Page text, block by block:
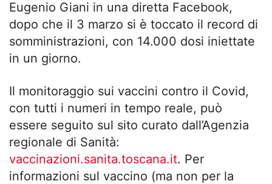
Eugenio Giani in una diretta Facebook,
dopo che il 3 marzo si è toccato il record di
somministrazioni, con 14.000 dosi iniettate
in un giorno.
Il monitoraggio sui vaccini contro il Covid,
con tutti i numeri in tempo reale, può
essere seguito sul sito curato dall’Agenzia
regionale di Sanità:
vaccinazioni.sanita.toscana.it. Per
informazioni sul vaccino (ma non per la